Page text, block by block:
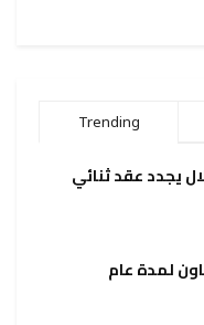
Trending
يجدد عقد ثنائي
لمدة عام